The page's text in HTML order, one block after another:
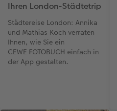
Ihren London-Städtetrip
Städtereise London: Annika
und Mathias Koch verraten
Ihnen, wie Sie ein
CEWE FOTOBUCH einfach in
der App gestalten.